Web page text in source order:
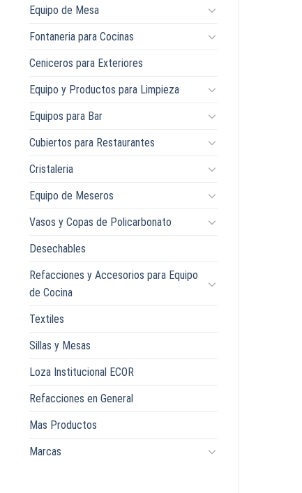
Equipo de Mesa
Fontaneria para Cocinas
Ceniceros para Exteriores
Equipo y Productos para Limpieza
Equipos para Bar
Cubiertos para Restaurantes
Cristaleria
Equipo de Meseros
Vasos y Copas de Policarbonato
Desechables
Refacciones y Accesorios para Equipo
de Cocina
Textiles
Sillas y Mesas
Loza Institucional ECOR
Refacciones en General
Mas Productos
Marcas